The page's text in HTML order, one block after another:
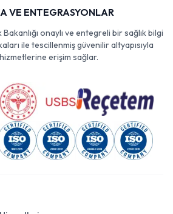
VE ENTEGRASYONLAR
onaylı ve entegreli bir sağlık bilgi
ile tescillenmiş güvenilir altyapısıyla
erişim sağlar.